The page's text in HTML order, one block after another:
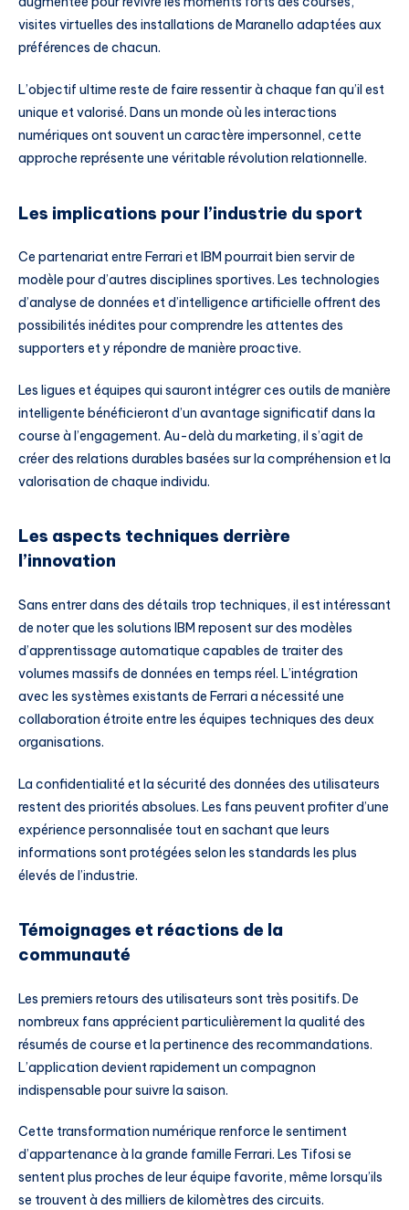
visites virtuelles des installations de Maranello adaptées aux
préférences de chacun.
L’objectif ultime reste de faire ressentir à chaque fan qu’il est
unique et valorisé. Dans un monde où les interactions
numériques ont souvent un caractère impersonnel, cette
approche représente une véritable révolution relationnelle.
Les implications pour l’industrie du sport
Ce partenariat entre Ferrari et IBM pourrait bien servir de
modèle pour d’autres disciplines sportives. Les technologies
d’analyse de données et d’intelligence artificielle offrent des
possibilités inédites pour comprendre les attentes des
supporters et y répondre de manière proactive.
Les ligues et équipes qui sauront intégrer ces outils de manière
intelligente bénéficieront d’un avantage significatif dans la
course à l’engagement. Au-delà du marketing, il s’agit de
créer des relations durables basées sur la compréhension et la
valorisation de chaque individu.
Les aspects techniques derrière
l’innovation
Sans entrer dans des détails trop techniques, il est intéressant
de noter que les solutions IBM reposent sur des modèles
d’apprentissage automatique capables de traiter des
volumes massifs de données en temps réel. L’intégration
avec les systèmes existants de Ferrari a nécessité une
collaboration étroite entre les équipes techniques des deux
organisations.
La confidentialité et la sécurité des données des utilisateurs
restent des priorités absolues. Les fans peuvent profiter d’une
expérience personnalisée tout en sachant que leurs
informations sont protégées selon les standards les plus
élevés de l’industrie.
Témoignages et réactions de la
communauté
Les premiers retours des utilisateurs sont très positifs. De
nombreux fans apprécient particulièrement la qualité des
résumés de course et la pertinence des recommandations.
L’application devient rapidement un compagnon
indispensable pour suivre la saison.
Cette transformation numérique renforce le sentiment
d’appartenance à la grande famille Ferrari. Les Tifosi se
sentent plus proches de leur équipe favorite, même lorsqu’ils
se trouvent à des milliers de kilomètres des circuits.